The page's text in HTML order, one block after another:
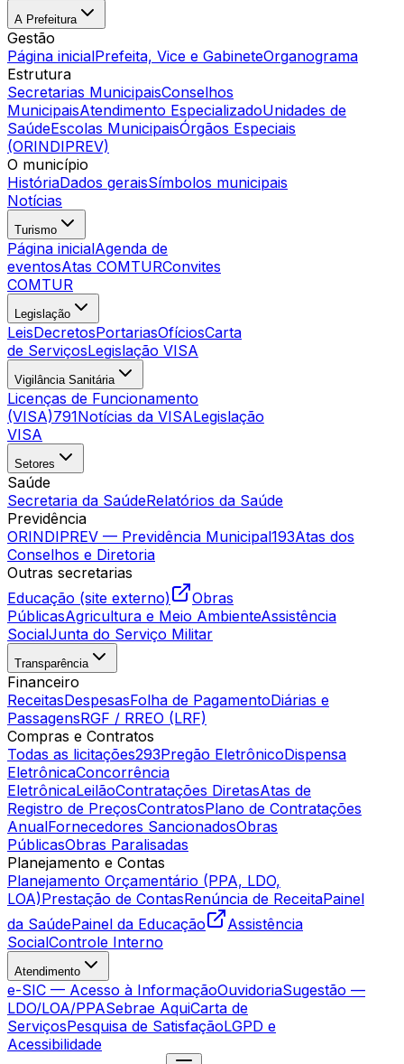
A Prefeitura
Gestão
Página inicialPrefeita, Vice e GabineteOrganograma
Estrutura
Secretarias MunicipaisConselhos
MunicipaisAtendimento EspecializadoUnidades de
SaúdeEscolas MunicipaisÓrgãos Especiais
(ORINDIPREV)
O município
HistóriaDados geraisSímbolos municipais
Notícias
Turismo
Página inicialAgenda de
eventosAtas COMTURConvites
COMTUR
Legislação
LeisDecretosPortariasOfíciosCarta
de ServiçosLegislação VISA
Vigilância Sanitária
Licenças de Funcionamento
(VISA)791Notícias da VISALegislação
VISA
Setores
Saúde
Secretaria da SaúdeRelatórios da Saúde
Previdência
ORINDIPREV — Previdência Municipal193Atas dos
Conselhos e Diretoria
Outras secretarias
Educação (site externo)
Obras
PúblicasAgricultura e Meio AmbienteAssistência
SocialJunta do Serviço Militar
Transparência
Financeiro
ReceitasDespesasFolha de PagamentoDiárias e
PassagensRGF / RREO (LRF)
Compras e Contratos
Todas as licitações293Pregão EletrônicoDispensa
EletrônicaConcorrência
EletrônicaLeilãoContratações DiretasAtas de
Registro de PreçosContratosPlano de Contratações
AnualFornecedores SancionadosObras
PúblicasObras Paralisadas
Planejamento e Contas
Planejamento Orçamentário (PPA, LDO,
LOA)Prestação de ContasRenúncia de ReceitaPainel
da SaúdePainel da Educação
Assistência
SocialControle Interno
Atendimento
e-SIC — Acesso à InformaçãoOuvidoriaSugestão —
LDO/LOA/PPASebrae AquiCarta de
ServiçosPesquisa de SatisfaçãoLGPD e
Acessibilidade